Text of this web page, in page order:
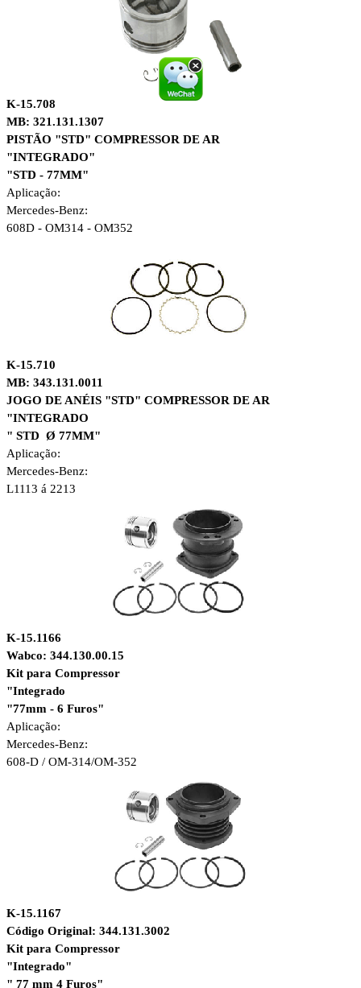
K-15.708
MB: 321.131.1307
PISTÃO "STD" COMPRESSOR DE AR
"INTEGRADO"
"STD - 77MM"
Aplicação:
Mercedes-Benz:
608D - OM314 - OM352
K-15.710
MB: 343.131.0011
JOGO DE ANÉIS "STD" COMPRESSOR DE AR
"INTEGRADO
" STD Ø 77MM"
Aplicação:
Mercedes-Benz:
L1113 á 2213
K-15.1166
Wabco: 344.130.00.15
Kit para Compressor
"Integrado
"77mm - 6 Furos"
Aplicação:
Mercedes-Benz:
608-D / OM-314/OM-352
K-15.1167
Código Original: 344.131.3002
Kit para Compressor
"Integrado"
" 77 mm 4 Furos"